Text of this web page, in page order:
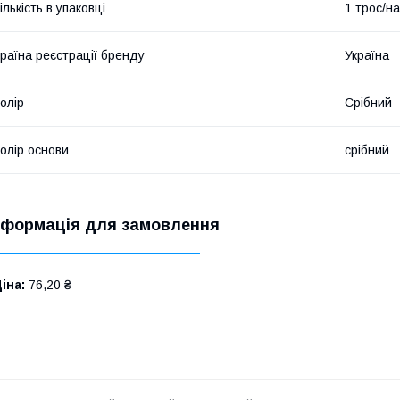
в упаковці 1 трос/
реєстрації бренду Україна
Срібний
основи срібний
для замовлення
76,20 ₴